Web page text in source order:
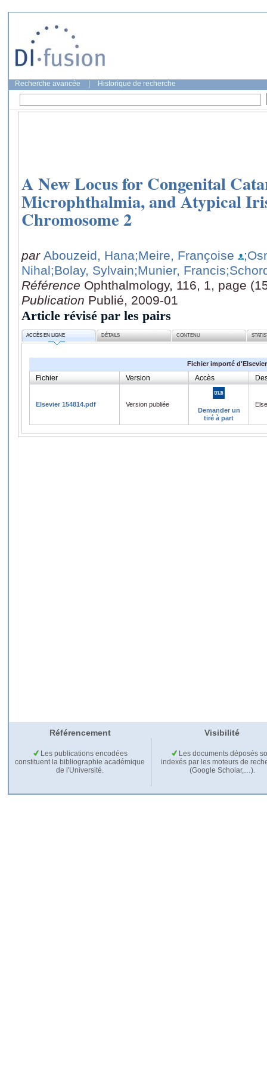
Recherche avancée Historique de recherche
A New Locus for Congenital
Microphthalmia, and Atypical
Chromosome 2
par Abouzeid, Hana;Meire, Françoise
Nihal;Bolay, Sylvain;Munier, Francis
Référence Ophthalmology, 116, 1, page
Publication Publié, 2009-01
Article révisé par les pairs
ACCÈS EN LIGNE DÉTAILS CONTENU
Fichier importé d'Elsevier
Fichier Version Accès
Elsevier 154814.pdf
Version publiée
Demander un
tiré à part
Référencement Visibilité
Les publications encodées
constituent la bibliographie académique
de l'Université.
Les documents déposés
indexés par les moteurs de
(Google Scholar,…).